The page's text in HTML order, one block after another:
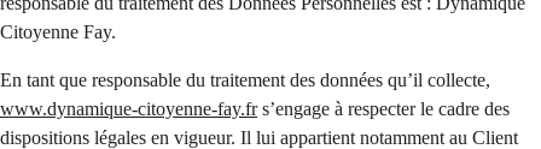
Citoyenne Fay.
En tant que responsable du traitement des données qu’il collecte,
www.dynamique-citoyenne-fay.frs’engage à respecter le cadre des
dispositions légales en vigueur. Il lui appartient notamment au Client